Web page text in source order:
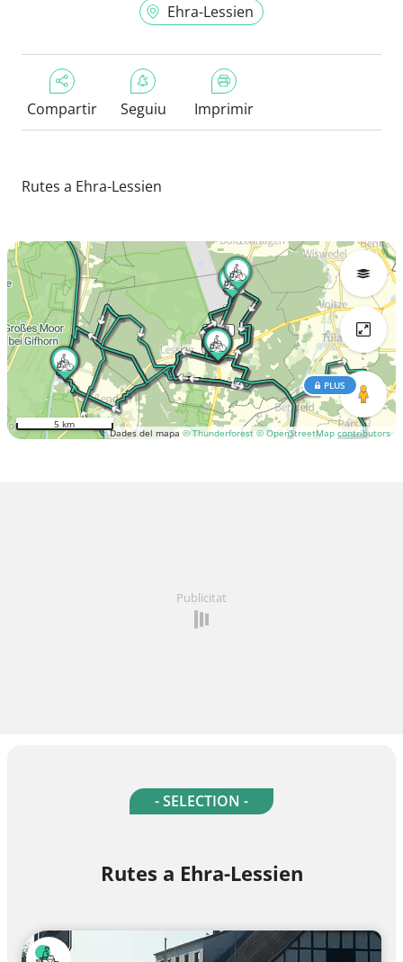
Ehra-Lessien
Compartir Seguiu Imprimir
Rutes a Ehra-Lessien
Dades del mapa © Thunderforest © OpenStreetMap contributors
PLUS
5 km
Publicitat
- SELECTION -
Rutes a Ehra-Lessien